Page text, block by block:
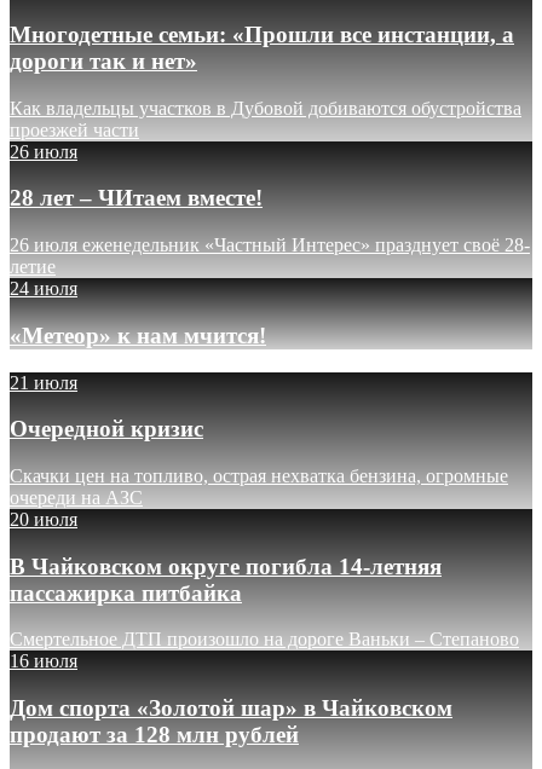
Многодетные семьи: «Прошли все инстанции, а
дороги так и нет»
Как владельцы участков в Дубовой добиваются обустройства
проезжей части
26 июля
28 лет – ЧИтаем вместе!
26 июля еженедельник «Частный Интерес» празднует своё 28-
летие
24 июля
«Метеор» к нам мчится!
21 июля
Очередной кризис
Скачки цен на топливо, острая нехватка бензина, огромные
очереди на АЗС
20 июля
В Чайковском округе погибла 14-летняя
пассажирка питбайка
Смертельное ДТП произошло на дороге Ваньки – Степаново
16 июля
Дом спорта «Золотой шар» в Чайковском
продают за 128 млн рублей